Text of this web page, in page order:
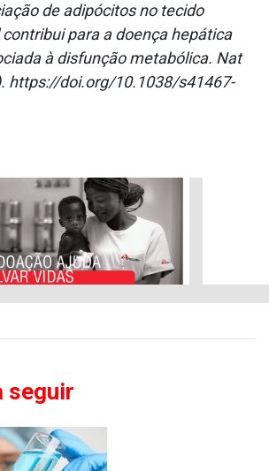
de adipócitos no tecido
para a doença hepática
à disfunção metabólica. Nat
https://doi.org/10.1038/s41467-
seguir